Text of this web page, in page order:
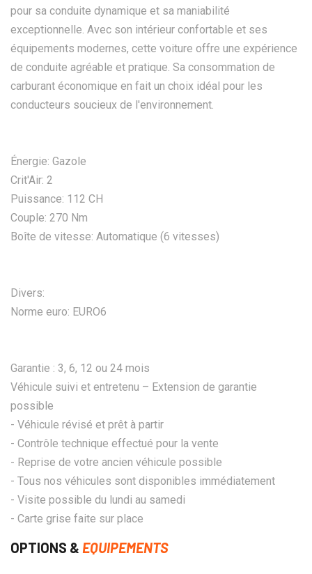
pour sa conduite dynamique et sa maniabilité
exceptionnelle. Avec son intérieur confortable et ses
équipements modernes, cette voiture offre une expérience
de conduite agréable et pratique. Sa consommation de
carburant économique en fait un choix idéal pour les
conducteurs soucieux de l'environnement.
Énergie: Gazole
Crit'Air: 2
Puissance: 112 CH
Couple: 270 Nm
Boîte de vitesse: Automatique (6 vitesses)
Divers:
Norme euro: EURO6
Garantie : 3, 6, 12 ou 24 mois
Véhicule suivi et entretenu – Extension de garantie
possible
- Véhicule révisé et prêt à partir
- Contrôle technique effectué pour la vente
- Reprise de votre ancien véhicule possible
- Tous nos véhicules sont disponibles immédiatement
- Visite possible du lundi au samedi
- Carte grise faite sur place
OPTIONS & EQUIPEMENTS